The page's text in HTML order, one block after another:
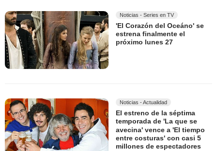
Noticias - Series en TV
'El Corazón del Oceáno' se
estrena finalmente el
próximo lunes 27
Noticias - Actualidad
El estreno de la séptima
temporada de 'La que se
avecina' vence a 'El tiempo
entre costuras' con casi 5
millones de espectadores